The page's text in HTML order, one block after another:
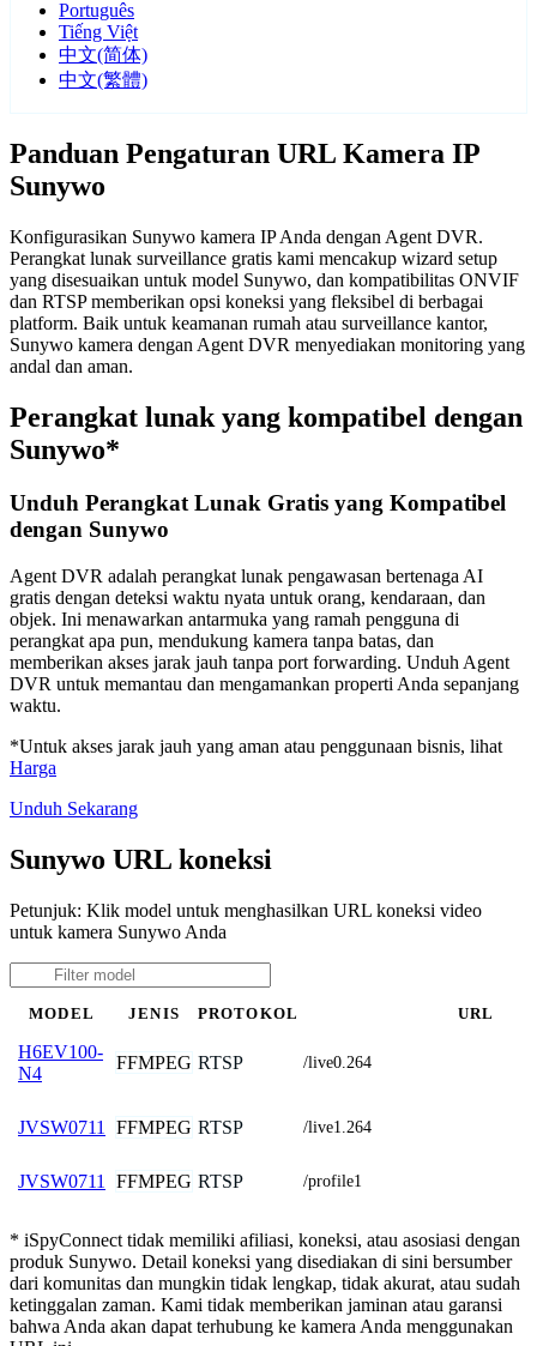
Português
Tiếng Việt
中文(简体)
中文(繁體)
Panduan Pengaturan URL Kamera IP
Sunywo
Konfigurasikan Sunywo kamera IP Anda dengan Agent DVR.
Perangkat lunak surveillance gratis kami mencakup wizard setup
yang disesuaikan untuk model Sunywo, dan kompatibilitas ONVIF
dan RTSP memberikan opsi koneksi yang fleksibel di berbagai
platform. Baik untuk keamanan rumah atau surveillance kantor,
Sunywo kamera dengan Agent DVR menyediakan monitoring yang
andal dan aman.
Perangkat lunak yang kompatibel dengan
Sunywo*
Unduh Perangkat Lunak Gratis yang Kompatibel
dengan Sunywo
Agent DVR adalah perangkat lunak pengawasan bertenaga AI
gratis dengan deteksi waktu nyata untuk orang, kendaraan, dan
objek. Ini menawarkan antarmuka yang ramah pengguna di
perangkat apa pun, mendukung kamera tanpa batas, dan
memberikan akses jarak jauh tanpa port forwarding. Unduh Agent
DVR untuk memantau dan mengamankan properti Anda sepanjang
waktu.
*Untuk akses jarak jauh yang aman atau penggunaan bisnis, lihat
Harga
Unduh Sekarang
Sunywo URL koneksi
Petunjuk: Klik model untuk menghasilkan URL koneksi video
untuk kamera Sunywo Anda
MODEL JENIS PROTOKOL URL
H6EV100-
N4
FFMPEG RTSP /live0.264
JVSW0711 FFMPEG RTSP /live1.264
JVSW0711 FFMPEG RTSP /profile1
* iSpyConnect tidak memiliki afiliasi, koneksi, atau asosiasi dengan
produk Sunywo. Detail koneksi yang disediakan di sini bersumber
dari komunitas dan mungkin tidak lengkap, tidak akurat, atau sudah
ketinggalan zaman. Kami tidak memberikan jaminan atau garansi
bahwa Anda akan dapat terhubung ke kamera Anda menggunakan